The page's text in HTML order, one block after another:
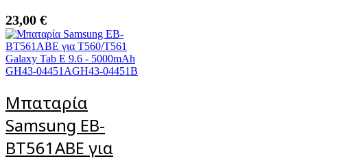
23,00 €
Μπαταρία
Samsung EB-
BT561ABE για